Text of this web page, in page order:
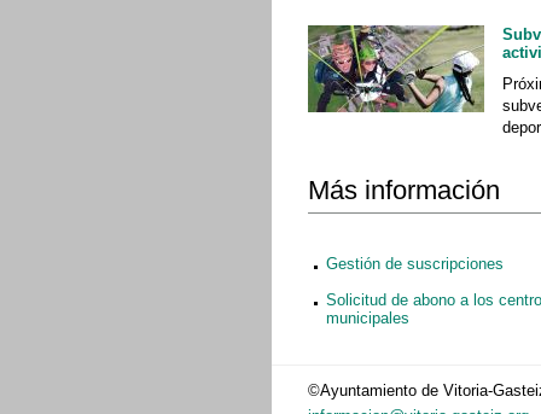
Más información
Gestión de suscripciones
Solicitud de abono a los
municipales
©Ayuntamiento de Vitoria-